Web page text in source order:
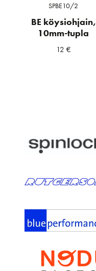
SPBE10/2
BE köysiohjain,
10mm-tupla
12 €